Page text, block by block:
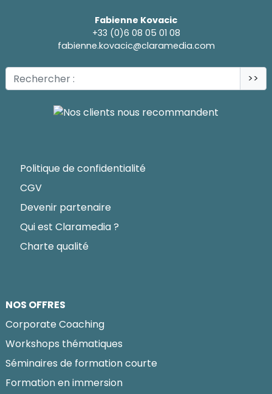
Fabienne Kovacic
+33 (0)6 08 05 01 08
fabienne.kovacic@claramedia.com
>>
Politique de confidentialité
CGV
Devenir partenaire
Qui est Claramedia ?
Charte qualité
NOS OFFRES
Corporate Coaching
Workshops thématiques
Séminaires de formation courte
Formation en immersion